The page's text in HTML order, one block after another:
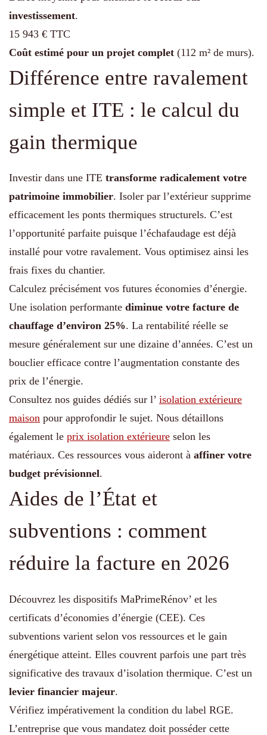
investissement.
15 943 € TTC
Coût estimé pour un projet complet (112 m² de murs).
Différence entre ravalement
simple et ITE : le calcul du
gain thermique
Investir dans une ITE transforme radicalement votre
patrimoine immobilier. Isoler par l’extérieur supprime
efficacement les ponts thermiques structurels. C’est
l’opportunité parfaite puisque l’échafaudage est déjà
installé pour votre ravalement. Vous optimisez ainsi les
frais fixes du chantier.
Calculez précisément vos futures économies d’énergie.
Une isolation performante diminue votre facture de
chauffage d’environ 25%. La rentabilité réelle se
mesure généralement sur une dizaine d’années. C’est un
bouclier efficace contre l’augmentation constante des
prix de l’énergie.
Consultez nos guides dédiés sur l’ isolation extérieure
maison pour approfondir le sujet. Nous détaillons
également le prix isolation extérieure selon les
matériaux. Ces ressources vous aideront à affiner votre
budget prévisionnel.
Aides de l’État et
subventions : comment
réduire la facture en 2026
Découvrez les dispositifs MaPrimeRénov’ et les
certificats d’économies d’énergie (CEE). Ces
subventions varient selon vos ressources et le gain
énergétique atteint. Elles couvrent parfois une part très
significative des travaux d’isolation thermique. C’est un
levier financier majeur.
Vérifiez impérativement la condition du label RGE.
L’entreprise que vous mandatez doit posséder cette